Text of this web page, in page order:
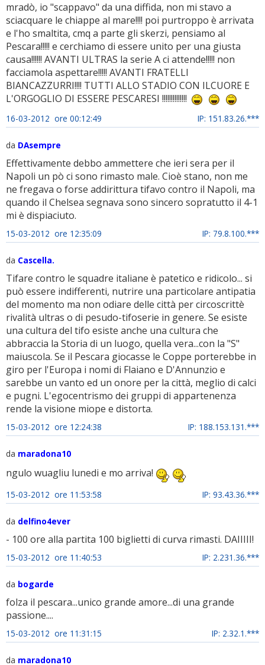
mradò, io "scappavo" da una diffida, non mi stavo a
sciacquare le chiappe al mare!!!! poi purtroppo è arrivata
e l'ho smaltita, cmq a parte gli skerzi, pensiamo al
Pescara!!!!! e cerchiamo di essere unito per una giusta
causa!!!!!! AVANTI ULTRAS la serie A ci attende!!!!! non
facciamola aspettare!!!!! AVANTI FRATELLI
BIANCAZZURRI!!!! TUTTI ALLO STADIO CON ILCUORE E
L'ORGOGLIO DI ESSERE PESCARESI !!!!!!!!!!!!!!
16-03-2012 ore 00:12:49 IP: 151.83.26.***
da DAsempre
Effettivamente debbo ammettere che ieri sera per il
Napoli un pò ci sono rimasto male. Cioè stano, non me
ne fregava o forse addirittura tifavo contro il Napoli, ma
quando il Chelsea segnava sono sincero sopratutto il 4-1
mi è dispiaciuto.
15-03-2012 ore 12:35:09 IP: 79.8.100.***
da Cascella.
Tifare contro le squadre italiane è patetico e ridicolo... si
può essere indifferenti, nutrire una particolare antipatia
del momento ma non odiare delle città per circoscrittè
rivalità ultras o di pesudo-tifoserie in genere. Se esiste
una cultura del tifo esiste anche una cultura che
abbraccia la Storia di un luogo, quella vera...con la "S"
maiuscola. Se il Pescara giocasse le Coppe porterebbe in
giro per l'Europa i nomi di Flaiano e D'Annunzio e
sarebbe un vanto ed un onore per la città, meglio di calci
e pugni. L'egocentrismo dei gruppi di appartenenza
rende la visione miope e distorta.
15-03-2012 ore 12:24:38 IP: 188.153.131.***
da maradona10
ngulo wuagliu lunedi e mo arriva!
15-03-2012 ore 11:53:58 IP: 93.43.36.***
da delfino4ever
- 100 ore alla partita 100 biglietti di curva rimasti. DAIIIII!
15-03-2012 ore 11:40:53 IP: 2.231.36.***
da bogarde
folza il pescara...unico grande amore...di una grande
passione....
15-03-2012 ore 11:31:15 IP: 2.32.1.***
da maradona10